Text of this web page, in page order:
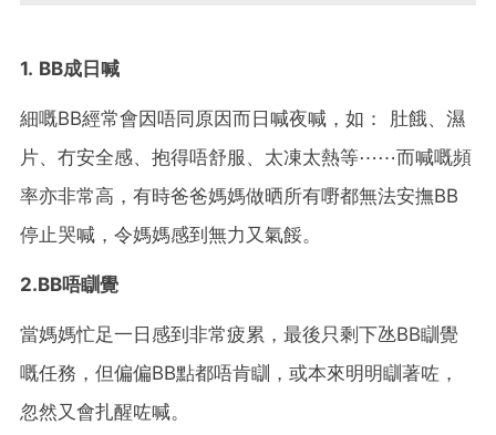
1. BB成日喊
細嘅BB經常會因唔同原因而日喊夜喊，如： 肚餓、濕
片、冇安全感、抱得唔舒服、太凍太熱等⋯⋯而喊嘅頻
率亦非常高，有時爸爸媽媽做晒所有嘢都無法安撫BB
停止哭喊，令媽媽感到無力又氣餒。
2.BB唔瞓覺
當媽媽忙足一日感到非常疲累，最後只剩下氹BB瞓覺
嘅任務，但偏偏BB點都唔肯瞓，或本來明明瞓著咗，
忽然又會扎醒咗喊。